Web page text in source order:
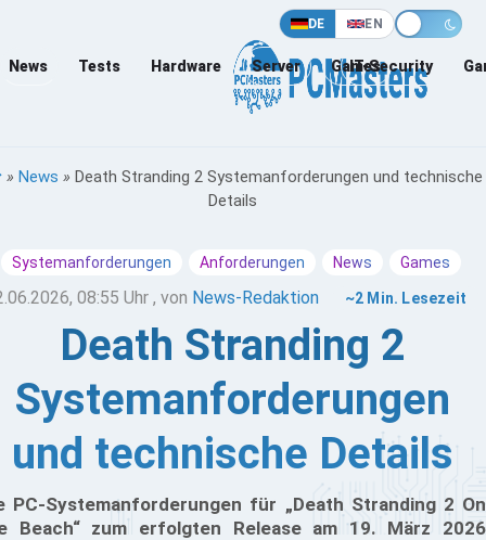
DE EN
News Tests Hardware Server Games
IT-Security
» News » Death Stranding 2 Systemanforderungen und technische
Details
Systemanforderungen Anforderungen News Games
08:55 Uhr , von News-Redaktion ~2 Min. Lesezeit
Death Stranding 2
Systemanforderungen
und technische Details
PC-Systemanforderungen für „Death Stranding 2 On
Beach“ zum erfolgten Release am 19. März 2026